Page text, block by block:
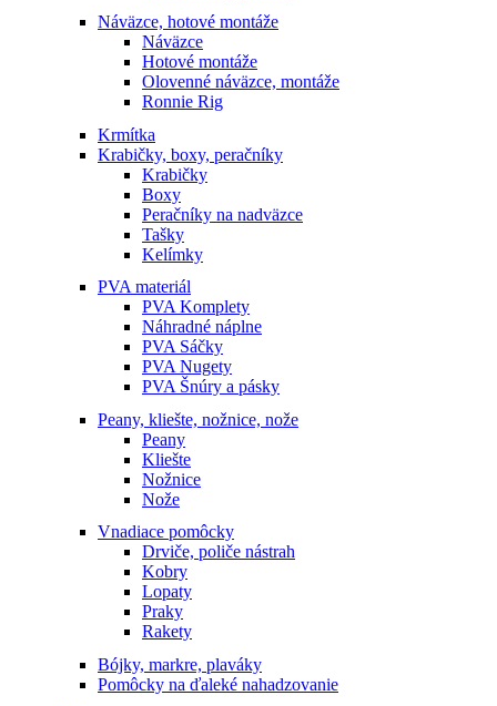
Náväzce, hotové montáže
Náväzce
Hotové montáže
Olovenné náväzce, montáže
Ronnie Rig
Krmítka
Krabičky, boxy, peračníky
Krabičky
Boxy
Peračníky na nadväzce
Tašky
Kelímky
PVA materiál
PVA Komplety
Náhradné náplne
PVA Sáčky
PVA Nugety
PVA Šnúry a pásky
Peany, kliešte, nožnice, nože
Peany
Kliešte
Nožnice
Nože
Vnadiace pomôcky
Drviče, poliče nástrah
Kobry
Lopaty
Praky
Rakety
Bójky, markre, plaváky
Pomôcky na ďaleké nahadzovanie